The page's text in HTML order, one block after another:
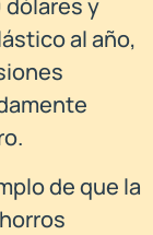
dólares y
al año,
de que la